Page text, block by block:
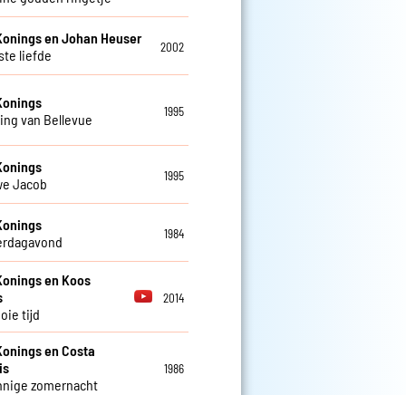
en Johan Heuser
liefde
2002
van Bellevue
1995
Jacob
1995
1984
en Koos
tijd
2014
en Costa
zomernacht
1986